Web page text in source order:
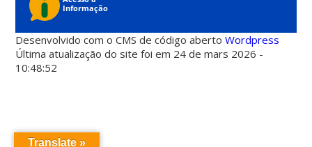
Desenvolvido com o CMS de código abertoWordpress
Última atualização do site foi em 24 de mars 2026 -
10:48:52
Translate »